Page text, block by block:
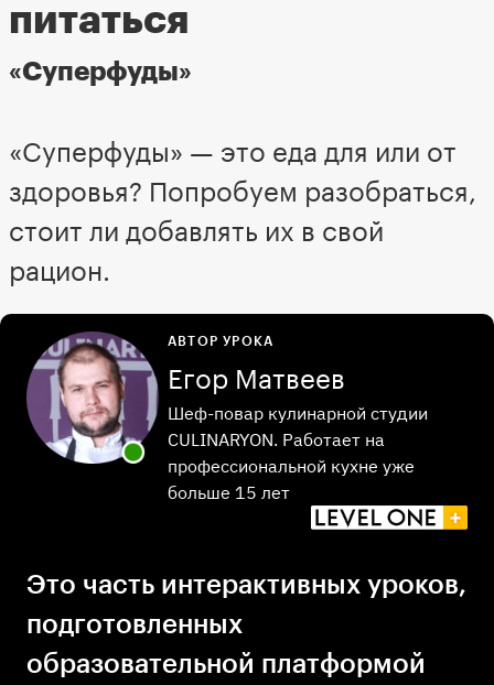
питаться
«Суперфуды»
«Суперфуды» — это еда для или от
здоровья? Попробуем разобраться,
стоит ли добавлять их в свой
рацион.
Это часть интерактивных уроков,
подготовленных
образовательной платформой
АВТОР УРОКА
Егор Матвеев
Шеф-повар кулинарной студии
CULINARYON. Работает на
профессиональной кухне уже
больше 15 лет